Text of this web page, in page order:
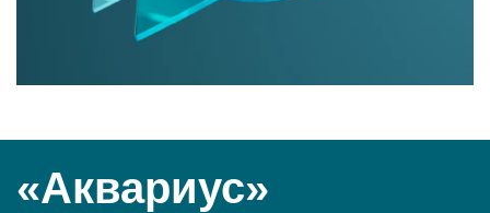
«Аквариус»